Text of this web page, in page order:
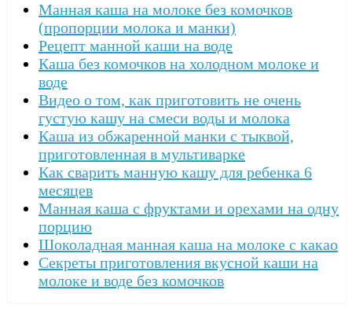
Манная каша на молоке без комочков
(пропорции молока и манки)
Рецепт манной каши на воде
Каша без комочков на холодном молоке и
воде
Видео о том, как приготовить не очень
густую кашу на смеси воды и молока
Каша из обжаренной манки с тыквой,
приготовленная в мультиварке
Как сварить манную кашу для ребенка 6
месяцев
Манная каша с фруктами и орехами на одну
порцию
Шоколадная манная каша на молоке с какао
Секреты приготовления вкусной каши на
молоке и воде без комочков